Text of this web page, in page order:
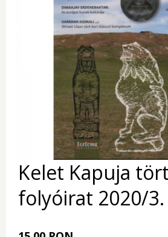
Kelet Kapuja
folyóirat 2020/3.